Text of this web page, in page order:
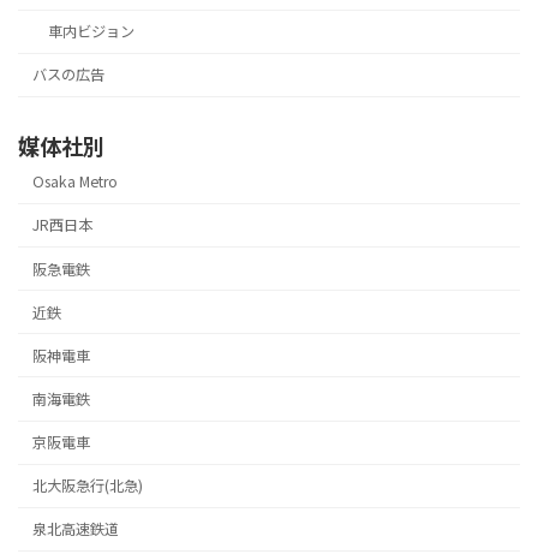
車内ビジョン
バスの広告
媒体社別
Osaka Metro
JR西日本
阪急電鉄
近鉄
阪神電車
南海電鉄
京阪電車
北大阪急行(北急)
泉北高速鉄道